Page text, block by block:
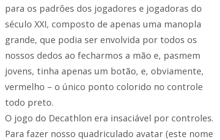
para os padrões dos jogadores e jogadoras do
século XXI, composto de apenas uma manopla
grande, que podia ser envolvida por todos os
nossos dedos ao fecharmos a mão e, pasmem
jovens, tinha apenas um botão, e, obviamente,
vermelho – o único ponto colorido no controle
todo preto.
O jogo do Decathlon era insaciável por controles.
Para fazer nosso quadriculado avatar (este nome